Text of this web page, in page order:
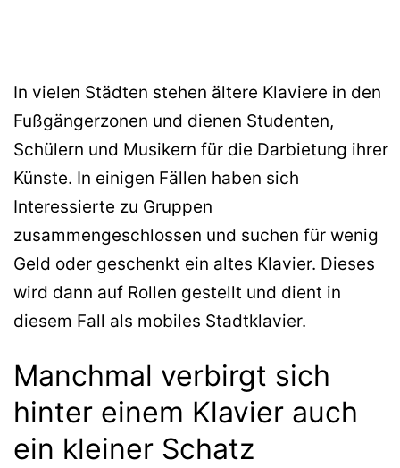
In vielen Städten stehen ältere Klaviere in den
Fußgängerzonen und dienen Studenten,
Schülern und Musikern für die Darbietung ihrer
Künste. In einigen Fällen haben sich
Interessierte zu Gruppen
zusammengeschlossen und suchen für wenig
Geld oder geschenkt ein altes Klavier. Dieses
wird dann auf Rollen gestellt und dient in
diesem Fall als mobiles Stadtklavier.
Manchmal verbirgt sich
hinter einem Klavier auch
ein kleiner Schatz